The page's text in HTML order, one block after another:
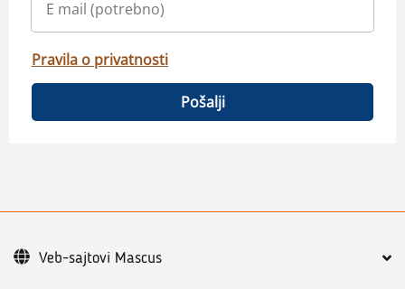
Pravila o privatnosti
Pošalji
Veb-sajtovi Mascus